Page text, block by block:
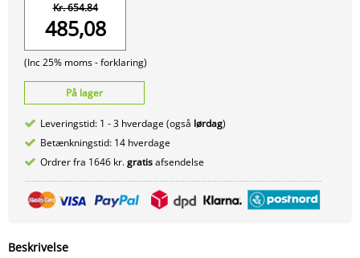
Kr. 654.84
485,08
(Inc 25% moms -forklaring)
På lager
Leveringstid: 1 - 3 hverdage (også lørdag)
Betænkningstid: 14 hverdage
Ordrer fra 1646 kr.gratisafsendelse
Beskrivelse